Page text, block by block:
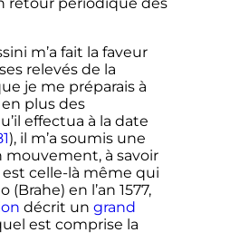
retour périodique des
m’a fait la faveur
relevés de la
je me préparais à
plus des
effectua à la date
), il m’a soumis une
mouvement, à savoir
celle-là même qui
(Brahe) en l’an 1577,
décrit un grand
est comprise la